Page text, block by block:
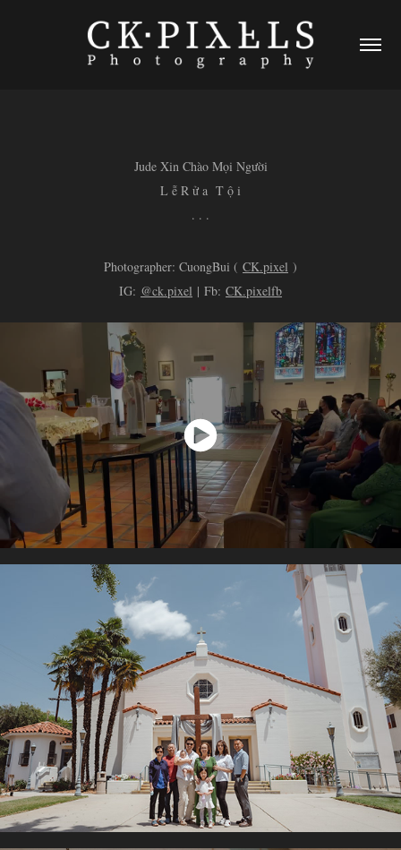
Jude Xin Chào Mọi Người
L ễ R ử a T ộ i
. . .
Photographer: CuongBui ( CK.pixel )
IG: @ck.pixel | Fb: CK.pixelfb